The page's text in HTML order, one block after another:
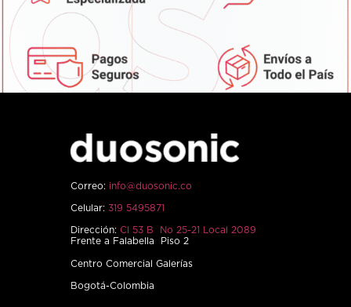
Correo: info@duosonic.co
Celular: 319 5495871
Dirección: Cl 53 B No 25-21 Local 2089
Frente a Falabella Piso 2
Centro Comercial Galerías
Bogotá-Colombia